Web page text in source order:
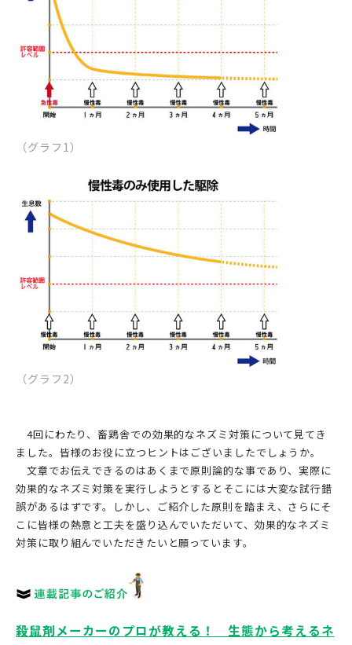
（グラフ1）
（グラフ2）
4回にわたり、畜鶏舎での効果的なネズミ対策について見てき
ました。皆様のお役に立つヒントはございましたでしょうか。
文章でお伝えできるのはあくまで原則論的な事であり、実際に
効果的なネズミ対策を実行しようとするとそこには大変な試行錯
誤があるはずです。しかし、ご紹介した原則を踏まえ、さらにそ
こに皆様の熱意と工夫を盛り込んでいただいて、効果的なネズミ
対策に取り組んでいただきたいと願っています。
殺鼠剤メーカーのプロが教える！ 生態から考えるネ